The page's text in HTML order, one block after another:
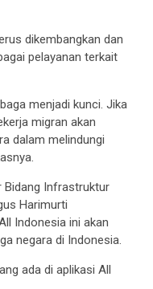
dikembangkan dan
pelayanan terkait
menjadi kunci. Jika
migran akan
dalam melindungi
Bidang Infrastruktur
Harimurti
Indonesia ini akan
negara di Indonesia.
ada di aplikasi All